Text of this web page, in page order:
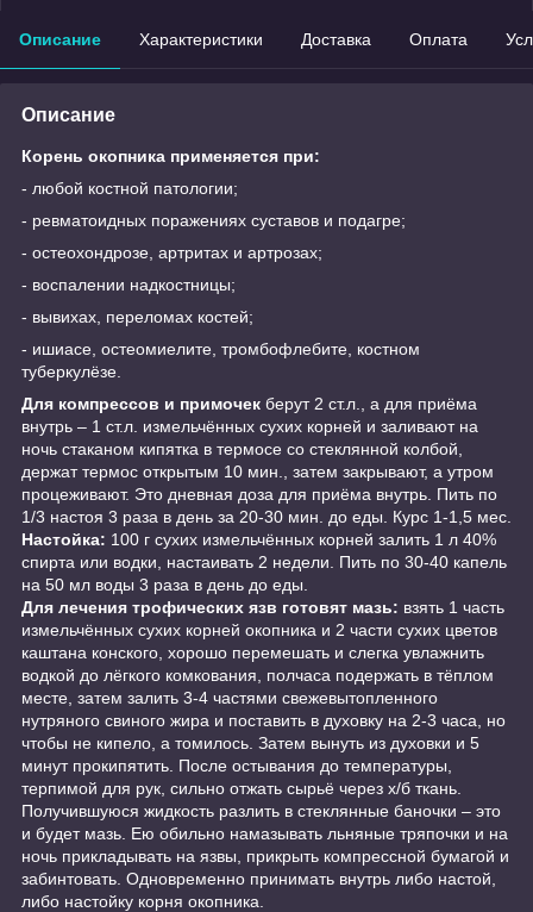
Описание Характеристики Доставка Оплата
Описание
Корень окопника применяется при:
- любой костной патологии;
- ревматоидных поражениях суставов и подагре;
- остеохондрозе, артритах и артрозах;
- воспалении надкостницы;
- вывихах, переломах костей;
- ишиасе, остеомиелите, тромбофлебите, костном
туберкулёзе.
Для компрессов и примочек берут 2 ст.л., а для приёма
внутрь – 1 ст.л. измельчённых сухих корней и заливают на
ночь стаканом кипятка в термосе со стеклянной колбой,
держат термос открытым 10 мин., затем закрывают, а утром
процеживают. Это дневная доза для приёма внутрь. Пить по
1/3 настоя 3 раза в день за 20-30 мин. до еды. Курс 1-1,5 мес.
Настойка: 100 г сухих измельчённых корней залить 1 л 40%
спирта или водки, настаивать 2 недели. Пить по 30-40 капель
на 50 мл воды 3 раза в день до еды.
Для лечения трофических язв готовят мазь: взять 1 часть
измельчённых сухих корней окопника и 2 части сухих цветов
каштана конского, хорошо перемешать и слегка увлажнить
водкой до лёгкого комкования, полчаса подержать в тёплом
месте, затем залить 3-4 частями свежевытопленного
нутряного свиного жира и поставить в духовку на 2-3 часа, но
чтобы не кипело, а томилось. Затем вынуть из духовки и 5
минут прокипятить. После остывания до температуры,
терпимой для рук, сильно отжать сырьё через х/б ткань.
Получившуюся жидкость разлить в стеклянные баночки – это
и будет мазь. Ею обильно намазывать льняные тряпочки и на
ночь прикладывать на язвы, прикрыть компрессной бумагой и
забинтовать. Одновременно принимать внутрь либо настой,
либо настойку корня окопника.